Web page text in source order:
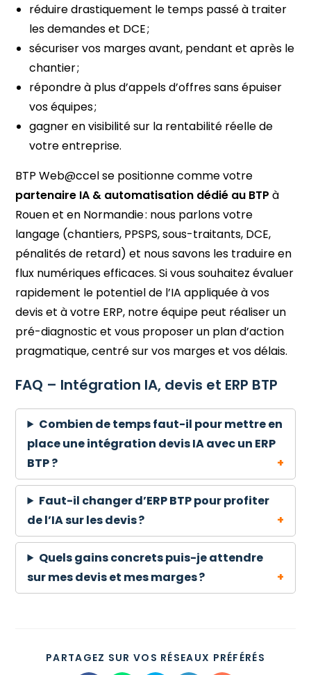
réduire drastiquement le temps passé à traiter
les demandes et DCE ;
sécuriser vos marges avant, pendant et après le
chantier ;
répondre à plus d’appels d’offres sans épuiser
vos équipes ;
gagner en visibilité sur la rentabilité réelle de
votre entreprise.
BTP Web@ccel se positionne comme votre
partenaire IA & automatisation dédié au BTP à
Rouen et en Normandie : nous parlons votre
langage (chantiers, PPSPS, sous-traitants, DCE,
pénalités de retard) et nous savons les traduire en
flux numériques efficaces. Si vous souhaitez évaluer
rapidement le potentiel de l’IA appliquée à vos
devis et à votre ERP, notre équipe peut réaliser un
pré-diagnostic et vous proposer un plan d’action
pragmatique, centré sur vos marges et vos délais.
FAQ – Intégration IA, devis et ERP BTP
Combien de temps faut-il pour mettre en
place une intégration devis IA avec un ERP
BTP ?
Faut-il changer d’ERP BTP pour profiter
de l’IA sur les devis ?
Quels gains concrets puis-je attendre
sur mes devis et mes marges ?
PARTAGEZ SUR VOS RÉSEAUX PRÉFÉRÉS